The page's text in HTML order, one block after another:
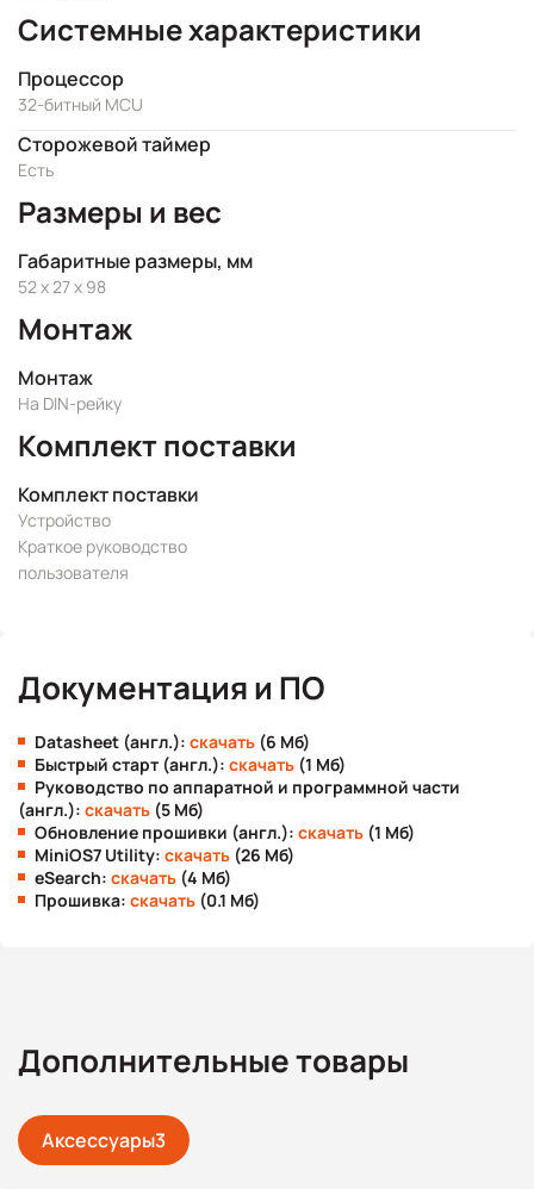
Системные характеристики
Процессор
32-битный MCU
Сторожевой таймер
Есть
Размеры и вес
Габаритные размеры, мм
52 x 27 x 98
Монтаж
Монтаж
На DIN-рейку
Комплект поставки
Комплект поставки
Устройство
Краткое руководство
пользователя
Документация и ПО
Datasheet (англ.): скачать (6 Мб)
Быстрый старт (англ.): скачать (1 Мб)
Руководство по аппаратной и программной части
(англ.): скачать (5 Мб)
Обновление прошивки (англ.): скачать (1 Мб)
MiniOS7 Utility: скачать (26 Мб)
eSearch: скачать (4 Мб)
Прошивка: скачать (0.1 Мб)
Дополнительные товары
Аксессуары3